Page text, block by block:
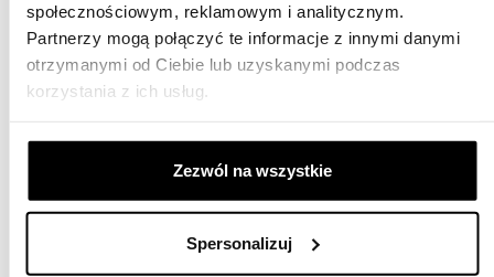
społecznościowym, reklamowym i analitycznym.
Partnerzy mogą połączyć te informacje z innymi danymi
otrzymanymi od Ciebie lub uzyskanymi podczas
korzystania z ich usług.
Zezwól na wszystkie
Spersonalizuj
Follow us
LinkedIn YouTube
Contact
05-082 Blizne Łaszczyńskiego